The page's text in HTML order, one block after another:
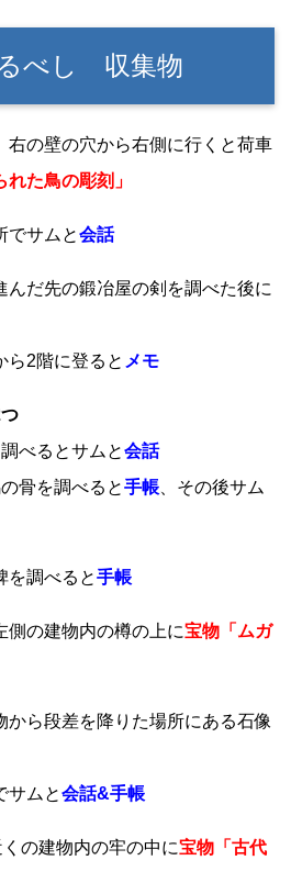
べし 収集物
右の壁の穴から右側に行くと荷車
た鳥の彫刻」
でサムと会話
んだ先の鍛冶屋の剣を調べた後に
ら2階に登ると メモ
べるとサムと会話
骨を調べると手帳 、その後サム
を調べると手帳
側の建物内の樽の上に宝物「ムガ
から段差を降りた場所にある石像
サムと会話&手帳
の建物内の牢の中に宝物「古代